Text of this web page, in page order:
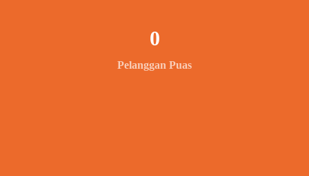
Pelanggan Puas
0